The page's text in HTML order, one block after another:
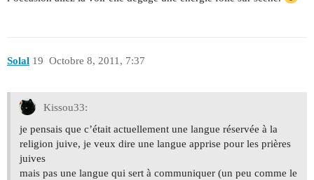
Solal Octobre 8, 2011, 7:37
19
Kissou33:
je pensais que c’était actuellement une langue réservée à la
religion juive, je veux dire une langue apprise pour les prières
juives
mais pas une langue qui sert à communiquer (un peu comme le